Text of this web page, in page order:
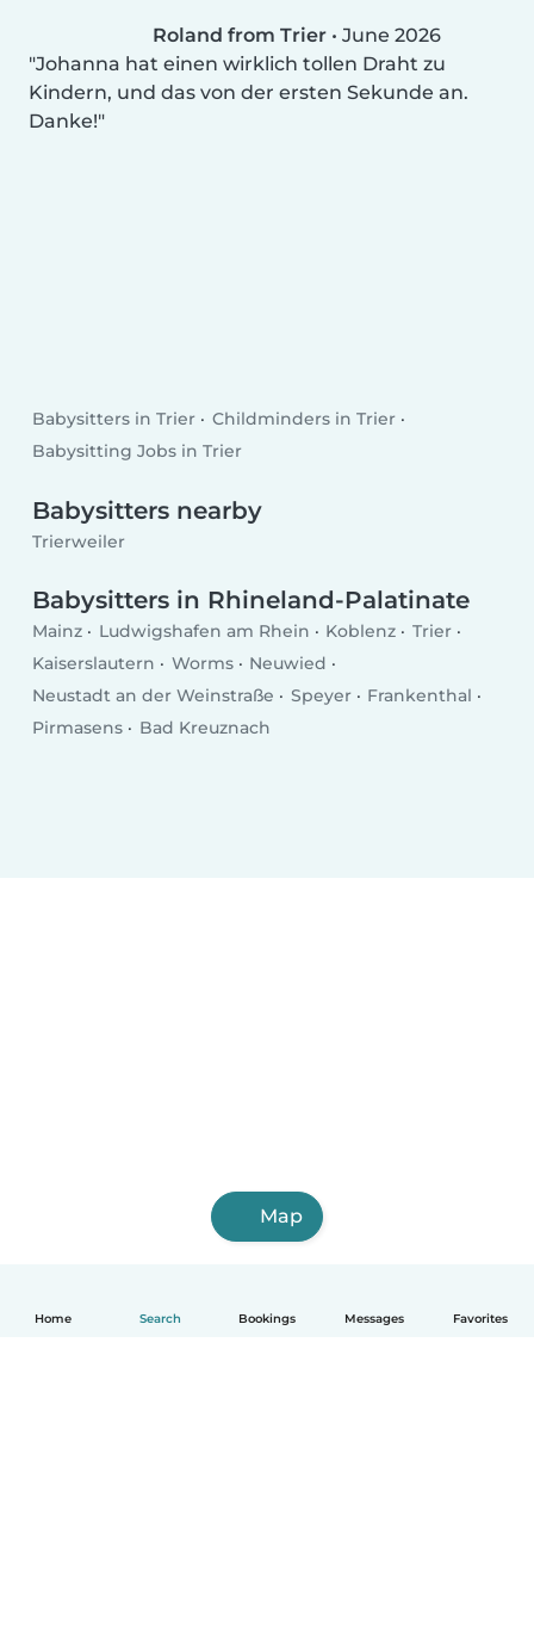
Home Search Bookings Messages Favorites
Roland from Trier • June 2026
Johanna hat einen wirklich tollen Draht zu
Kindern, und das von der ersten Sekunde an.
Danke!
Babysitters in Trier
Childminders in Trier
Babysitting Jobs in Trier
Babysitters nearby
Trierweiler
Babysitters in Rhineland-Palatinate
Mainz Ludwigshafen am Rhein Koblenz
Trier
Kaiserslautern
Worms
Neuwied
Neustadt an der Weinstraße
Speyer
Frankenthal
Pirmasens
Bad Kreuznach
Map